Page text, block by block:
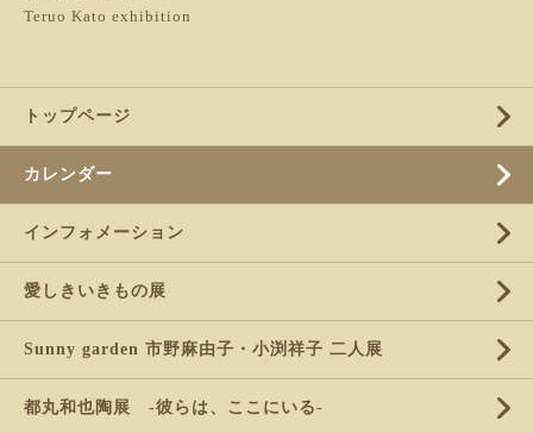
Teruo Kato exhibition
トップページ
カレンダー
インフォメーション
愛しきいきもの展
Sunny garden 市野麻由子・小渕祥子 二人展
都丸和也陶展 -彼らは、ここにいる-